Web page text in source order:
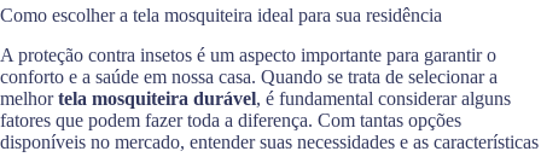
Como escolher a tela mosquiteira ideal para sua residência
A proteção contra insetos é um aspecto importante para garantir o
conforto e a saúde em nossa casa. Quando se trata de selecionar a
melhortela mosquiteira durável, é fundamental considerar alguns
fatores que podem fazer toda a diferença. Com tantas opções
disponíveis no mercado, entender suas necessidades e as características